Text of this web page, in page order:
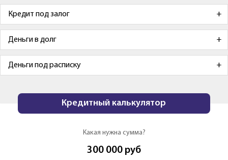
Кредит под залог
Деньги в долг
Деньги под расписку
Кредитный калькулятор
Какая нужна сумма?
300 000 руб